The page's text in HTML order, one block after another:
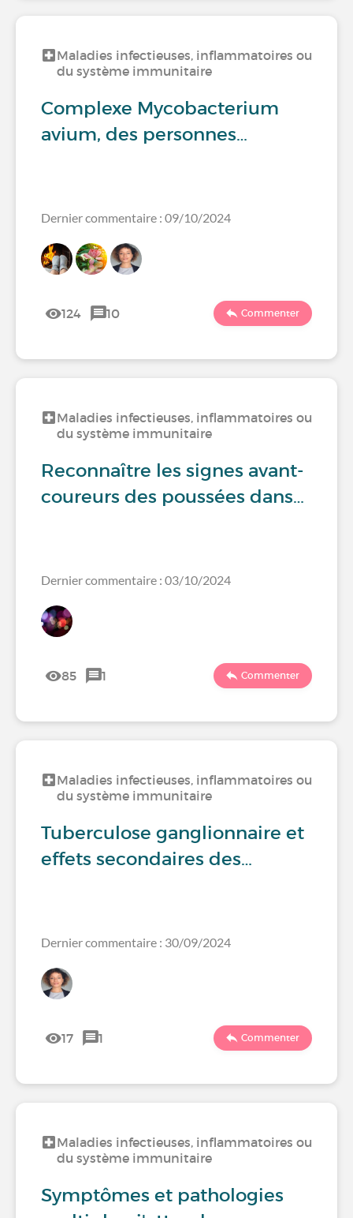
Maladies infectieuses, inflammatoires ou
du système immunitaire
Complexe Mycobacterium
avium, des personnes…
Dernier commentaire : 09/10/2024
124 10 Commenter
Maladies infectieuses, inflammatoires ou
du système immunitaire
Reconnaître les signes avant-
coureurs des poussées dans…
Dernier commentaire : 03/10/2024
85 1 Commenter
Maladies infectieuses, inflammatoires ou
du système immunitaire
Tuberculose ganglionnaire et
effets secondaires des…
Dernier commentaire : 30/09/2024
17 1 Commenter
Maladies infectieuses, inflammatoires ou
du système immunitaire
Symptômes et pathologies